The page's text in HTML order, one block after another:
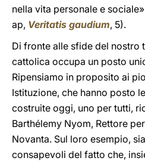
nella vita personale e
ap, Veritatis gaudium, 5).
Di fronte alle sfide del nostro
cattolica occupa un posto
Ripensiamo in proposito ai
Istituzione, che hanno posto
costruite oggi, uno per tutti,
Barthélemy Nyom, Rettore
Novanta. Sul loro esempio,
consapevoli del fatto che,